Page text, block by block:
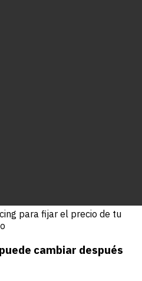
para fijar el precio de tu
cambiar después